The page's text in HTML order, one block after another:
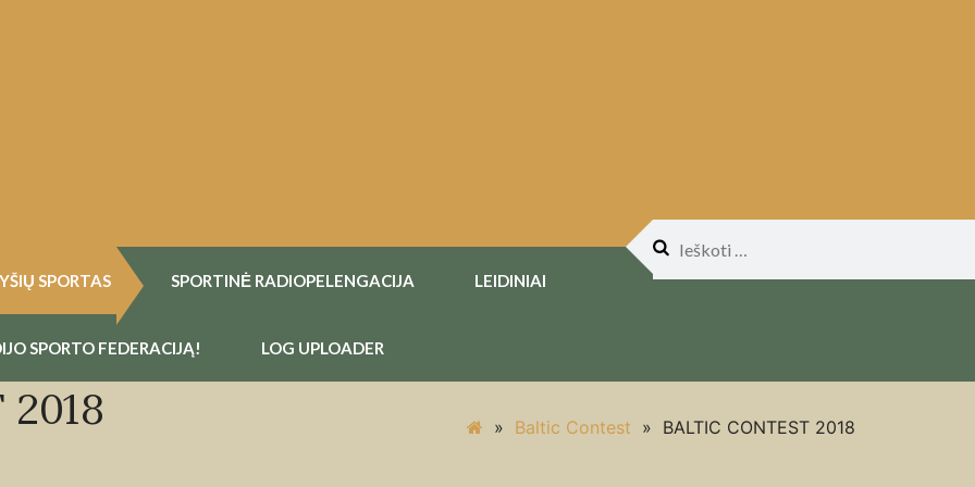
SPORTAS SPORTINĖ RADIOPELENGACIJA LEIDINIAI
SPORTO FEDERACIJĄ! LOG UPLOADER
Ieškoti:
» Baltic Contest » BALTIC CONTEST 2018